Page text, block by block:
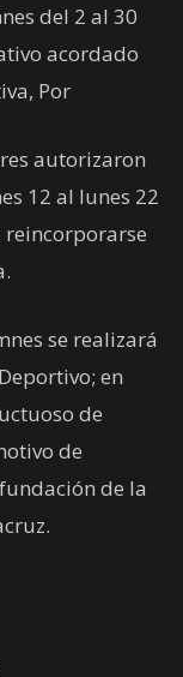
del 2 al 30
acordado
Por
autorizaron
12 al lunes 22
se realizará
en
de
de
de la